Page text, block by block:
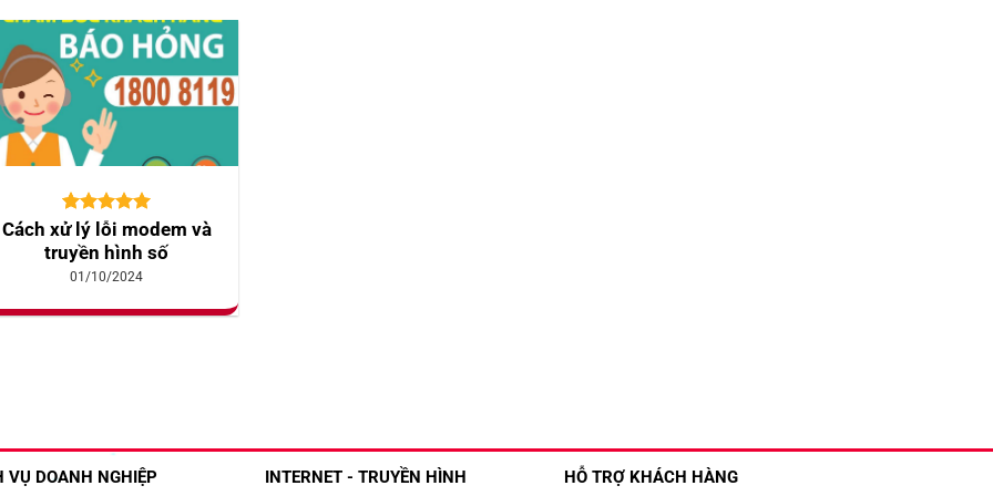
5.00 trên 5
dựa trên
10
đánh giá
Cách xử lý lỗi modem và
truyền hình số
01/10/2024
VỤ DOANH NGHIỆP INTERNET - TRUYỀN HÌNH HỖ TRỢ KHÁCH HÀNG